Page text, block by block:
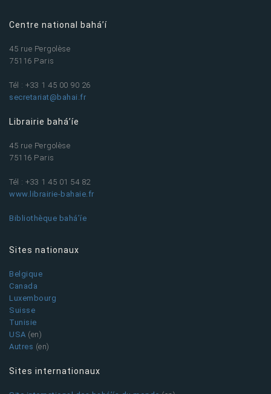
Centre national bahá’í
45 rue Pergolèse
75116 Paris
Tél : +33 1 45 00 90 26
secretariat@bahai.fr
Librairie bahá’íe
45 rue Pergolèse
75116 Paris
Tél : +33 1 45 01 54 82
www.librairie-bahaie.fr
Bibliothèque bahá’íe
Sites nationaux
Belgique
Canada
Luxembourg
Suisse
Tunisie
USA (en)
Autres (en)
Sites internationaux